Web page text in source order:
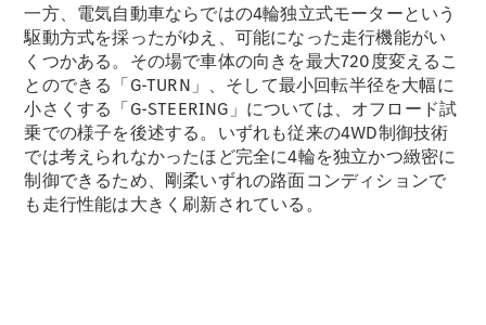
All Compact
A-Class
B-Class
試乗リクエ
スト
オンライン
一方、電気自動車ならではの4輪独立式モーターという
駆動方式を採ったがゆえ、可能になった走行機能がい
くつかある。その場で車体の向きを最大720度変えるこ
とのできる「G-TURN」、そして最小回転半径を大幅に
小さくする「G-STEERING」については、オフロード試
乗での様子を後述する。いずれも従来の4WD制御技術
では考えられなかったほど完全に4輪を独立かつ緻密に
制御できるため、剛柔いずれの路面コンディションで
も走行性能は大きく刷新されている。